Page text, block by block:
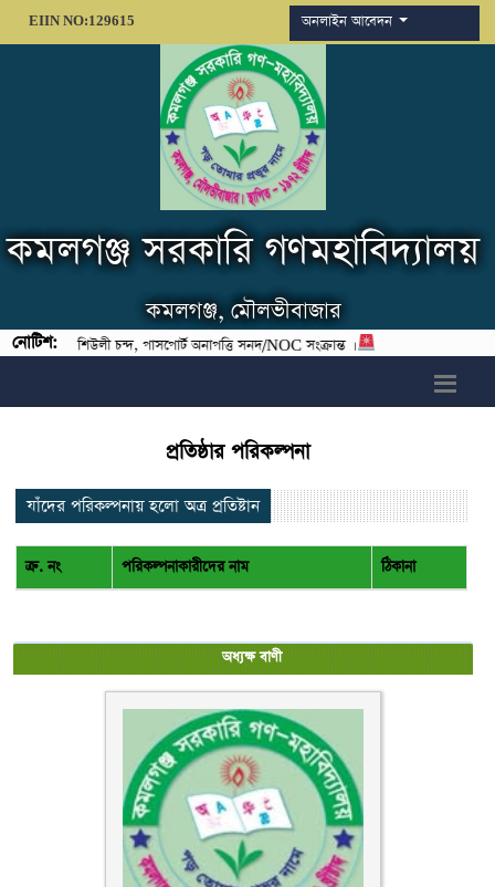
EIIN NO:129615 অনলাইন আবেদন
কমলগঞ্জ সরকারি গণমহাবিদ্যালয়
কমলগঞ্জ, মৌলভীবাজার
নোটিশ:শিউলী চন্দ, পাসপোর্ট অনাপত্তি সনদ/NOC সংক্রান্ত ।
প্রতিষ্ঠার পরিকল্পনা
যাঁদের পরিকল্পনায় হলো অত্র প্রতিষ্টান
ক্র. নং পরিকল্পনাকারীদের নাম ঠিকানা
অধ্যক্ষ বাণী